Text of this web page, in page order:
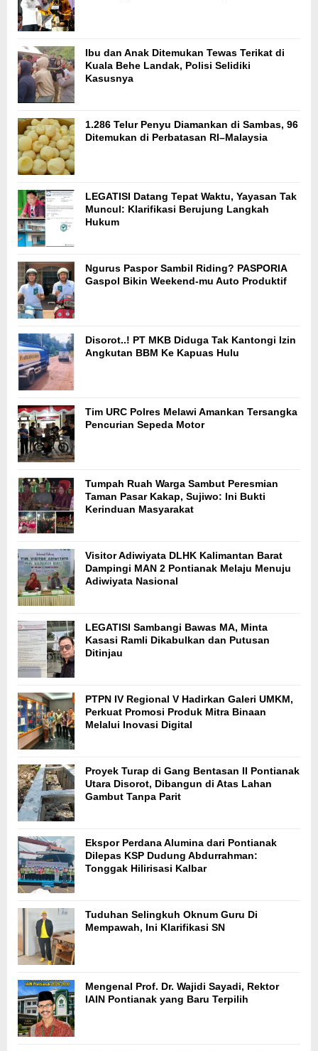
Ibu dan Anak Ditemukan Tewas Terikat di
Kuala Behe Landak, Polisi Selidiki
Kasusnya
1.286 Telur Penyu Diamankan di Sambas, 96
Ditemukan di Perbatasan RI–Malaysia
LEGATISI Datang Tepat Waktu, Yayasan Tak
Muncul: Klarifikasi Berujung Langkah
Hukum
Ngurus Paspor Sambil Riding? PASPORIA
Gaspol Bikin Weekend-mu Auto Produktif
Disorot..! PT MKB Diduga Tak Kantongi Izin
Angkutan BBM Ke Kapuas Hulu
Tim URC Polres Melawi Amankan Tersangka
Pencurian Sepeda Motor
Tumpah Ruah Warga Sambut Peresmian
Taman Pasar Kakap, Sujiwo: Ini Bukti
Kerinduan Masyarakat
Visitor Adiwiyata DLHK Kalimantan Barat
Dampingi MAN 2 Pontianak Melaju Menuju
Adiwiyata Nasional
LEGATISI Sambangi Bawas MA, Minta
Kasasi Ramli Dikabulkan dan Putusan
Ditinjau
PTPN IV Regional V Hadirkan Galeri UMKM,
Perkuat Promosi Produk Mitra Binaan
Melalui Inovasi Digital
Proyek Turap di Gang Bentasan II Pontianak
Utara Disorot, Dibangun di Atas Lahan
Gambut Tanpa Parit
Ekspor Perdana Alumina dari Pontianak
Dilepas KSP Dudung Abdurrahman:
Tonggak Hilirisasi Kalbar
Tuduhan Selingkuh Oknum Guru Di
Mempawah, Ini Klarifikasi SN
Mengenal Prof. Dr. Wajidi Sayadi, Rektor
IAIN Pontianak yang Baru Terpilih